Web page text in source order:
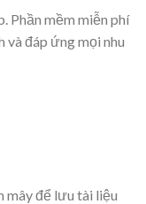
Phần mềm miễn phí
và đáp ứng mọi nhu
mây để lưu tài liệu